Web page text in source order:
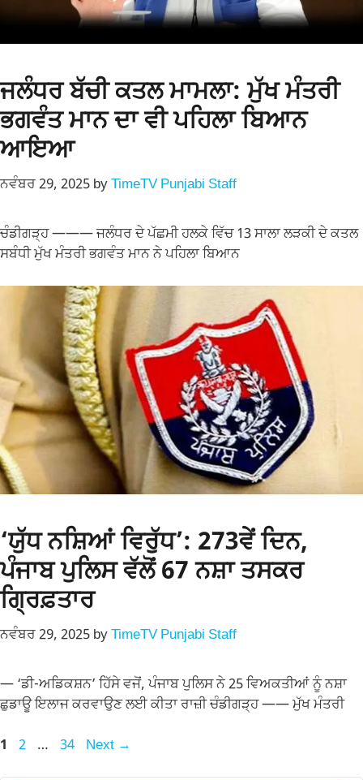
ਜਲੰਧਰ ਬੱਚੀ ਕਤਲ ਮਾਮਲਾ: ਮੁੱਖ ਮੰਤਰੀ
ਭਗਵੰਤ ਮਾਨ ਦਾ ਵੀ ਪਹਿਲਾ ਬਿਆਨ
ਆਇਆ
ਨਵੰਬਰ 29, 2025 byTimeTV Punjabi Staff
ਚੰਡੀਗੜ੍ਹ ——— ਜਲੰਧਰ ਦੇ ਪੱਛਮੀ ਹਲਕੇ ਵਿੱਚ 13 ਸਾਲਾ ਲੜਕੀ ਦੇ ਕਤਲ
ਸਬੰਧੀ ਮੁੱਖ ਮੰਤਰੀ ਭਗਵੰਤ ਮਾਨ ਨੇ ਪਹਿਲਾ ਬਿਆਨ
‘ਯੁੱਧ ਨਸ਼ਿਆਂ ਵਿਰੁੱਧ’: 273ਵੇਂ ਦਿਨ,
ਪੰਜਾਬ ਪੁਲਿਸ ਵੱਲੋਂ 67 ਨਸ਼ਾ ਤਸਕਰ
ਗ੍ਰਿਫ਼ਤਾਰ
ਨਵੰਬਰ 29, 2025 byTimeTV Punjabi Staff
— ‘ਡੀ-ਅਡਿਕਸ਼ਨ’ ਹਿੱਸੇ ਵਜੋਂ, ਪੰਜਾਬ ਪੁਲਿਸ ਨੇ 25 ਵਿਅਕਤੀਆਂ ਨੂੰ ਨਸ਼ਾ
ਛੁਡਾਊ ਇਲਾਜ ਕਰਵਾਉਣ ਲਈ ਕੀਤਾ ਰਾਜ਼ੀ ਚੰਡੀਗੜ੍ਹ —— ਮੁੱਖ ਮੰਤਰੀ
Page
1 Page
2 … Page
34 Next →